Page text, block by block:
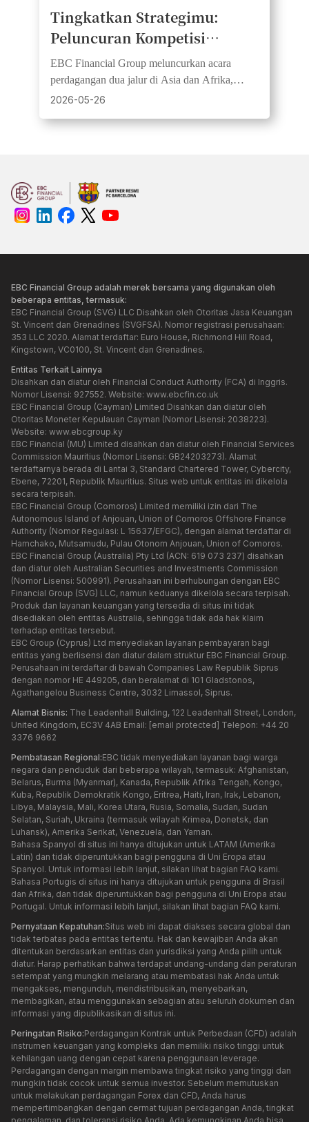
Tingkatkan Strategimu:
Peluncuran Kompetisi
Perdagangan Global dengan
Hadiah Tunai Besar
EBC Financial Group meluncurkan acara
perdagangan dua jalur di Asia dan Afrika,
menawarkan kompetisi simulasi dan kompetisi
2026-05-26
EBC Financial Group adalah merek bersama yang digunakan oleh
beberapa entitas, termasuk:
EBC Financial Group (SVG) LLC Disahkan oleh Otoritas Jasa Keuangan
St. Vincent dan Grenadines (SVGFSA). Nomor registrasi perusahaan:
353 LLC 2020. Alamat terdaftar: Euro House, Richmond Hill Road,
Kingstown, VC0100, St. Vincent dan Grenadines.
Entitas Terkait Lainnya
Disahkan dan diatur oleh Financial Conduct Authority (FCA) di Inggris.
Nomor Lisensi: 927552. Website: www.ebcfin.co.uk
EBC Financial Group (Cayman) Limited Disahkan dan diatur oleh
Otoritas Moneter Kepulauan Cayman (Nomor Lisensi: 2038223).
Website: www.ebcgroup.ky
EBC Financial (MU) Limited disahkan dan diatur oleh Financial Services
Commission Mauritius (Nomor Lisensi: GB24203273). Alamat
terdaftarnya berada di Lantai 3, Standard Chartered Tower, Cybercity,
Ebene, 72201, Republik Mauritius. Situs web untuk entitas ini dikelola
secara terpisah.
EBC Financial Group (Comoros) Limited memiliki izin dari The
Autonomous Island of Anjouan, Union of Comoros Offshore Finance
Authority (Nomor Regulasi: L 15637/EFGC), dengan alamat terdaftar di
Hamchako, Mutsamudu, Pulau Otonom Anjouan, Union of Comoros.
EBC Financial Group (Australia) Pty Ltd (ACN: 619 073 237) disahkan
dan diatur oleh Australian Securities and Investments Commission
(Nomor Lisensi: 500991). Perusahaan ini berhubungan dengan EBC
Financial Group (SVG) LLC, namun keduanya dikelola secara terpisah.
Produk dan layanan keuangan yang tersedia di situs ini tidak
disediakan oleh entitas Australia, sehingga tidak ada hak klaim
terhadap entitas tersebut.
EBC Group (Cyprus) Ltd menyediakan layanan pembayaran bagi
entitas yang berlisensi dan diatur dalam struktur EBC Financial Group.
Perusahaan ini terdaftar di bawah Companies Law Republik Siprus
dengan nomor HE 449205, dan beralamat di 101 Gladstonos,
Agathangelou Business Centre, 3032 Limassol, Siprus.
Alamat Bisnis: The Leadenhall Building, 122 Leadenhall Street, London,
United Kingdom, EC3V 4AB Email: [email protected] Telepon: +44 20
3376 9662
Pembatasan Regional:EBC tidak menyediakan layanan bagi warga
negara dan penduduk dari beberapa wilayah, termasuk: Afghanistan,
Belarus, Burma (Myanmar), Kanada, Republik Afrika Tengah, Kongo,
Kuba, Republik Demokratik Kongo, Eritrea, Haiti, Iran, Irak, Lebanon,
Libya, Malaysia, Mali, Korea Utara, Rusia, Somalia, Sudan, Sudan
Selatan, Suriah, Ukraina (termasuk wilayah Krimea, Donetsk, dan
Luhansk), Amerika Serikat, Venezuela, dan Yaman.
Bahasa Spanyol di situs ini hanya ditujukan untuk LATAM (Amerika
Latin) dan tidak diperuntukkan bagi pengguna di Uni Eropa atau
Spanyol. Untuk informasi lebih lanjut, silakan lihat bagian FAQ kami.
Bahasa Portugis di situs ini hanya ditujukan untuk pengguna di Brasil
dan Afrika, dan tidak diperuntukkan bagi pengguna di Uni Eropa atau
Portugal. Untuk informasi lebih lanjut, silakan lihat bagian FAQ kami.
Pernyataan Kepatuhan:Situs web ini dapat diakses secara global dan
tidak terbatas pada entitas tertentu. Hak dan kewajiban Anda akan
ditentukan berdasarkan entitas dan yurisdiksi yang Anda pilih untuk
diatur. Harap perhatikan bahwa terdapat undang-undang dan peraturan
setempat yang mungkin melarang atau membatasi hak Anda untuk
mengakses, mengunduh, mendistribusikan, menyebarkan,
membagikan, atau menggunakan sebagian atau seluruh dokumen dan
informasi yang dipublikasikan di situs ini.
Peringatan Risiko:Perdagangan Kontrak untuk Perbedaan (CFD) adalah
instrumen keuangan yang kompleks dan memiliki risiko tinggi untuk
kehilangan uang dengan cepat karena penggunaan leverage.
Perdagangan dengan margin membawa tingkat risiko yang tinggi dan
mungkin tidak cocok untuk semua investor. Sebelum memutuskan
untuk melakukan perdagangan Forex dan CFD, Anda harus
mempertimbangkan dengan cermat tujuan perdagangan Anda, tingkat